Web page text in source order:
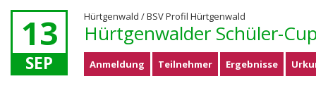
13
SEP
Hürtgenwald / BSV Profil Hürtgenwald
Hürtgenwalder Schüler-
Anmeldung Teilnehmer Ergebnisse